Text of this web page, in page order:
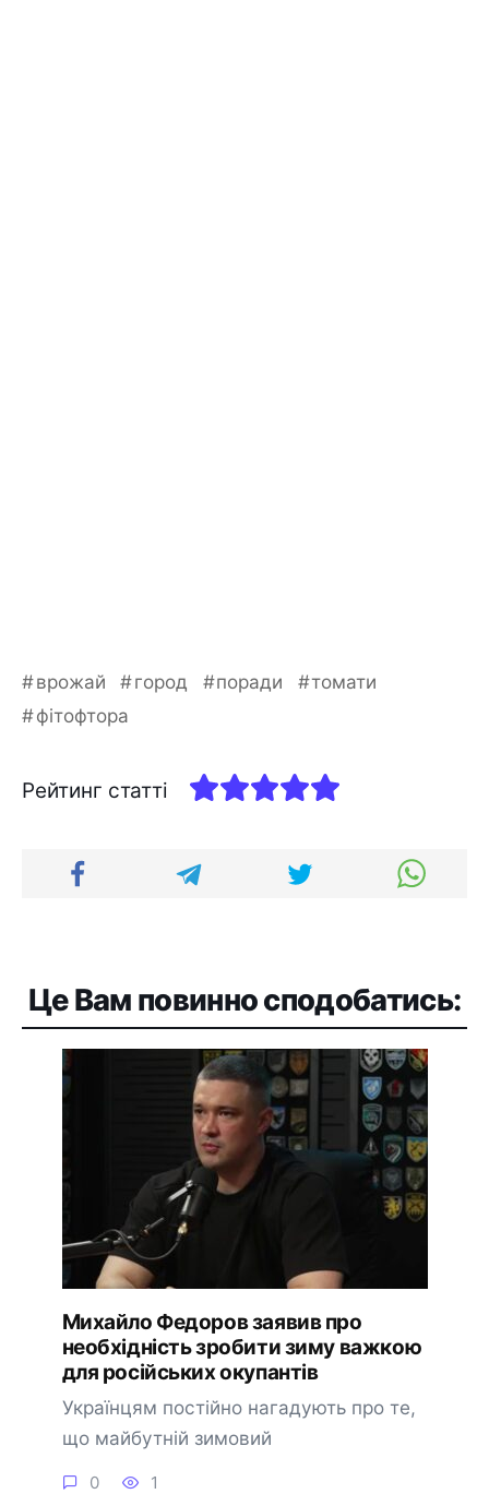
врожай город поради
томати
фітофтора
Рейтинг статті
Це Вам повинно сподобатись:
Михайло Федоров заявив про
необхідність зробити зиму важкою
для російських окупантів
Українцям постійно нагадують про те,
що майбутній зимовий
0 1